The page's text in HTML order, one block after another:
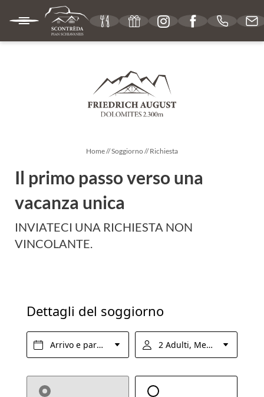
SOGGIORNO
Camere e prezzi
ESPERIENZE
Home//Soggiorno //Richiesta
Il primo passo verso una
vacanza unica
INVIATECI UNA RICHIESTA NON
VINCOLANTE.
Dettagli del soggiorno
Arrivo e partenza* 2 Adulti, Mezza pensione